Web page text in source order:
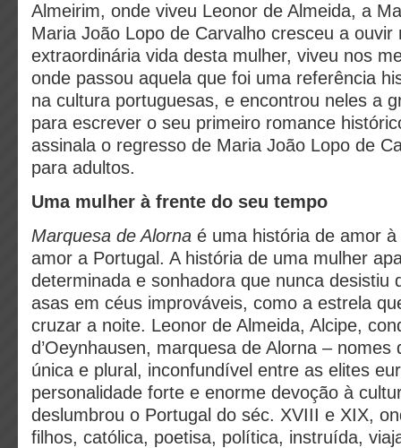
Almeirim, onde viveu Leonor de Almeida, a
Maria João Lopo de Carvalho cresceu a ouvir
extraordinária vida desta mulher, viveu nos
onde passou aquela que foi uma referência
na cultura portuguesas, e encontrou neles a
para escrever o seu primeiro romance
assinala o regresso de Maria João Lopo de
para adultos.
Uma mulher à frente do seu tempo
Marquesa de Alorna é uma história de amor
amor a Portugal. A história de uma mulher
determinada e sonhadora que nunca desistiu
asas em céus improváveis, como a estrela
cruzar a noite. Leonor de Almeida, Alcipe,
d’Oeynhausen, marquesa de Alorna – nomes
única e plural, inconfundível entre as elites
personalidade forte e enorme devoção à
deslumbrou o Portugal do séc. XVIII e XIX,
filhos, católica, poetisa, política, instruída,